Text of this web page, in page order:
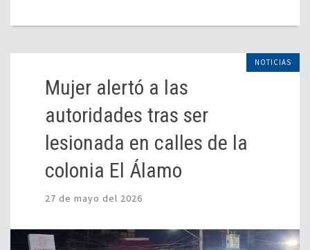
NOTICIAS
Mujer alertó a las
autoridades tras ser
lesionada en calles de la
colonia El Álamo
27 de mayo del 2026